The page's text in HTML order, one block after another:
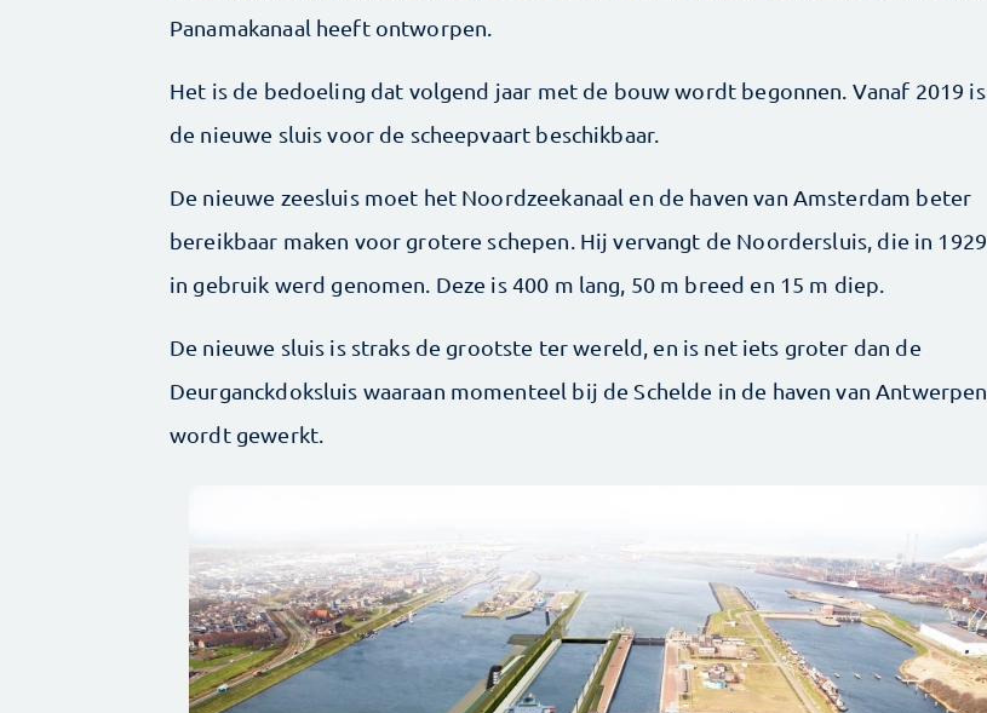
Panamakanaal heeft ontworpen.
Het is de bedoeling dat volgend jaar met de bouw wordt begonnen. Vanaf 2019 is
de nieuwe sluis voor de scheepvaart beschikbaar.
De nieuwe zeesluis moet het Noordzeekanaal en de haven van Amsterdam beter
bereikbaar maken voor grotere schepen. Hij vervangt de Noordersluis, die in 1929
in gebruik werd genomen. Deze is 400 m lang, 50 m breed en 15 m diep.
De nieuwe sluis is straks de grootste ter wereld, en is net iets groter dan de
Deurganckdoksluis waaraan momenteel bij de Schelde in de haven van Antwerpen
wordt gewerkt.